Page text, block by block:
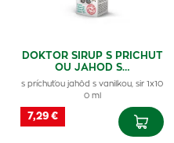
DOKTOR SIRUP S PRICHUT
OU JAHOD S…
s príchuťou jahôd s vanilkou, sir 1x10
0 ml
7,29 €